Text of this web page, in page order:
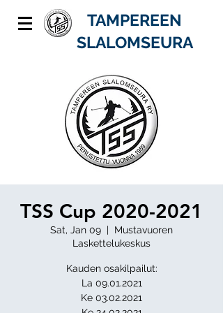
TAMPEREEN
SLALOMSEURA
TSS Cup 2020-2021
Sat, Jan 09
  |
Mustavuoren
Laskettelukeskus
Kauden osakilpailut:
La 09.01.2021
Ke 03.02.2021